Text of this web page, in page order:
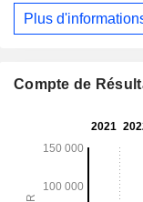
ainsi que des
donne accès à
Policybazaar,
des solutions
propose des
de
distribution de
Plus
Compte de